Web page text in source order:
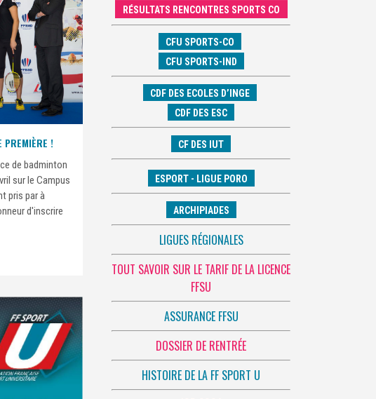
PREMIÈRE !
de badminton
sur le Campus
pris par à
d'inscrire
RÉSULTATS RENCONTRES SPORTS CO
CFU SPORTS-CO
CFU SPORTS-IND
CDF DES ECOLES D’INGE
CDF DES ESC
CF DES IUT
ESPORT - LIGUE PORO
ARCHIPIADES
LIGUES RÉGIONALES
TOUT SAVOIR SUR LE TARIF DE LA LICENCE
FFSU
ASSURANCE FFSU
DOSSIER DE RENTRÉE
HISTOIRE DE LA FF SPORT U